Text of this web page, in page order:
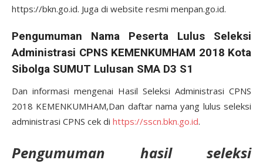
https://bkn.go.id. Juga di website resmi menpan.go.id.
Pengumuman Nama Peserta Lulus Seleksi
Administrasi CPNS KEMENKUMHAM 2018 Kota
Sibolga SUMUT Lulusan SMA D3 S1
Dan informasi mengenai Hasil Seleksi Administrasi CPNS
2018 KEMENKUMHAM,Dan daftar nama yang lulus seleksi
administrasi CPNS cek di https://sscn.bkn.go.id.
Pengumuman hasil seleksi